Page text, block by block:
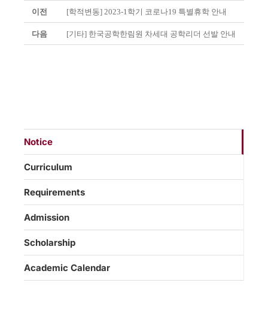
이전 [학적변동] 2023-1학기 코로나19 특별휴학 안내
다음 [기타] 한국공학한림원 차세대 공학리더 선발 안내
Notice
Curriculum
Requirements
Admission
Scholarship
Academic Calendar